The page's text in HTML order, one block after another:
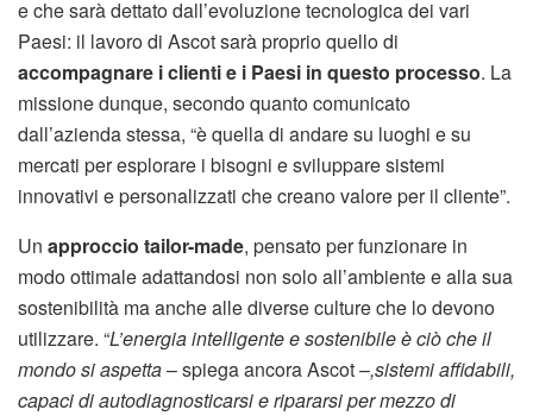
e che sarà dettato dall’evoluzione tecnologica dei vari
Paesi: il lavoro di Ascot sarà proprio quello di
accompagnare i clienti e i Paesi in questo processo. La
missione dunque, secondo quanto comunicato
dall’azienda stessa, “è quella di andare su luoghi e su
mercati per esplorare i bisogni e sviluppare sistemi
innovativi e personalizzati che creano valore per il cliente”.
Un approccio tailor-made, pensato per funzionare in
modo ottimale adattandosi non solo all’ambiente e alla sua
sostenibilità ma anche alle diverse culture che lo devono
utilizzare. “L’energia intelligente e sostenibile è ciò che il
mondo si aspetta– spiega ancora Ascot –,sistemi affidabili,
capaci di autodiagnosticarsi e ripararsi per mezzo di